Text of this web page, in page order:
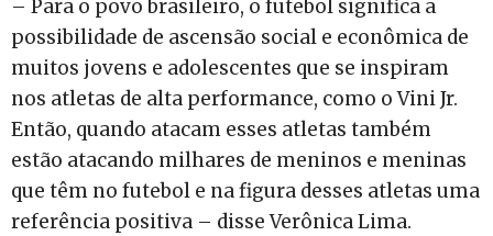
– Para o povo brasileiro, o futebol significa a
possibilidade de ascensão social e econômica de
muitos jovens e adolescentes que se inspiram
nos atletas de alta performance, como o Vini Jr.
Então, quando atacam esses atletas também
estão atacando milhares de meninos e meninas
que têm no futebol e na figura desses atletas uma
referência positiva – disse Verônica Lima.